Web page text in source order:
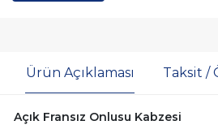
Ürün Açıklaması Taksit /
Açık Fransız Onlusu Kabzesi